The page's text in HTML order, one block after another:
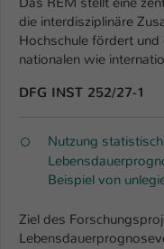
die interdisziplinäre
Hochschule fördert und
nationalen wie
DFG INST 252/27-1
­​​​​​​Nutzung
Beispiel von
Ziel des